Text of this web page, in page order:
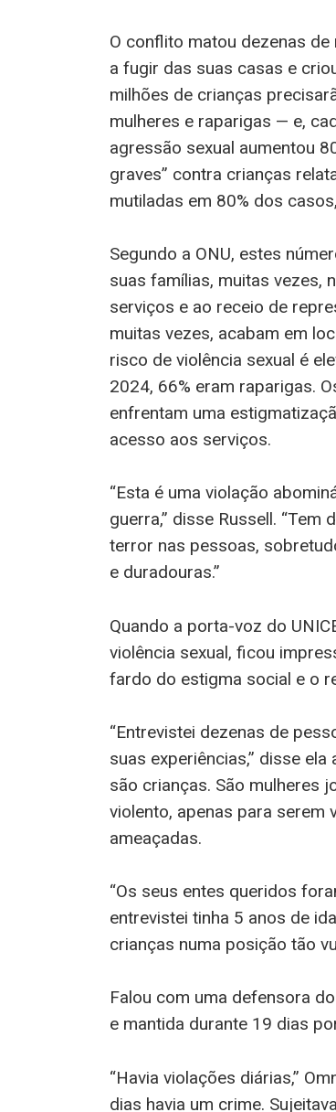
O conflito matou dezenas
a fugir das suas casas e
milhões de crianças
mulheres e raparigas — e,
agressão sexual aumentou
graves” contra crianças
mutiladas em 80% dos
Segundo a ONU, estes
suas famílias, muitas vezes,
serviços e ao receio de
muitas vezes, acabam em
risco de violência sexual é
2024, 66% eram raparigas.
enfrentam uma
acesso aos serviços.
“Esta é uma violação
guerra,” disse Russell. “Tem
terror nas pessoas,
e duradouras.”
Quando a porta-voz do
violência sexual, ficou
fardo do estigma social e o
“Entrevistei dezenas de
suas experiências,” disse
são crianças. São mulheres
violento, apenas para serem
ameaçadas.
“Os seus entes queridos
entrevistei tinha 5 anos de
crianças numa posição tão
Falou com uma defensora
e mantida durante 19 dias
“Havia violações diárias,”
dias havia um crime.